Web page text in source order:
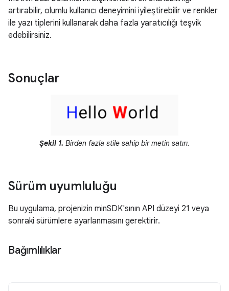
artırabilir, olumlu kullanıcı deneyimini iyileştirebilir ve renkler
ile yazı tiplerini kullanarak daha fazla yaratıcılığı teşvik
edebilirsiniz.
Sonuçlar
Şekil 1. Birden fazla stile sahip bir metin satırı.
Sürüm uyumluluğu
Bu uygulama, projenizin minSDK'sının API düzeyi 21 veya
sonraki sürümlere ayarlanmasını gerektirir.
Bağımlılıklar